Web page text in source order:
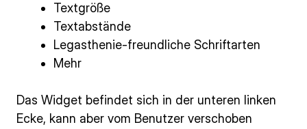
Textgröße
Textabstände
Legasthenie-freundliche Schriftarten
Mehr
Das Widget befindet sich in der unteren linken
Ecke, kann aber vom Benutzer verschoben